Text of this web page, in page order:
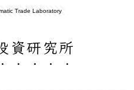
Trade Laboratory
資研究所